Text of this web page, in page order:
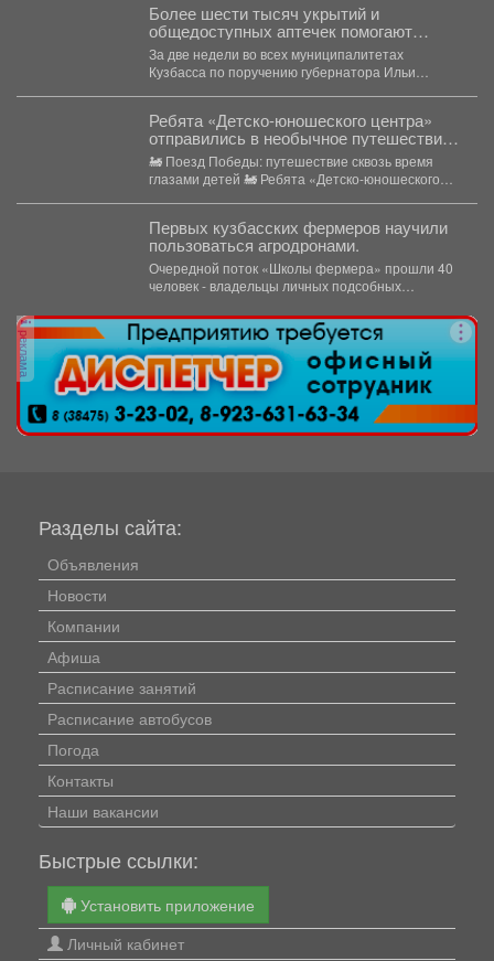
Более шести тысяч укрытий и
общедоступных аптечек помогают
обеспечить безопасность жителей
Кузбасса
За две недели во всех муниципалитетах
Кузбасса по поручению губернатора Ильи
Ребята «Детско-юношеского центра»
отправились в необычное путешествие -
на борт «Поезда Победы».
🚂 Поезд Победы: путешествие сквозь время
глазами детей 🚂 Ребята «Детско-юношеского
Первых кузбасских фермеров научили
пользоваться агродронами.
Очередной поток «Школы фермера» прошли 40
человек - владельцы личных подсобных
реклама
Разделы сайта:
Объявления
Новости
Компании
Афиша
Расписание занятий
Расписание автобусов
Погода
Контакты
Наши вакансии
Быстрые ссылки:
Установить приложение
Личный кабинет